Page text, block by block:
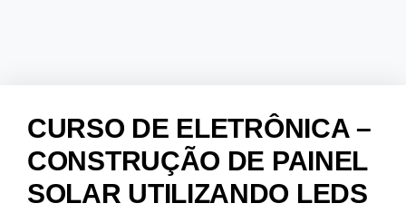
CURSO DE ELETRÔNICA –
CONSTRUÇÃO DE PAINEL
SOLAR UTILIZANDO LEDS